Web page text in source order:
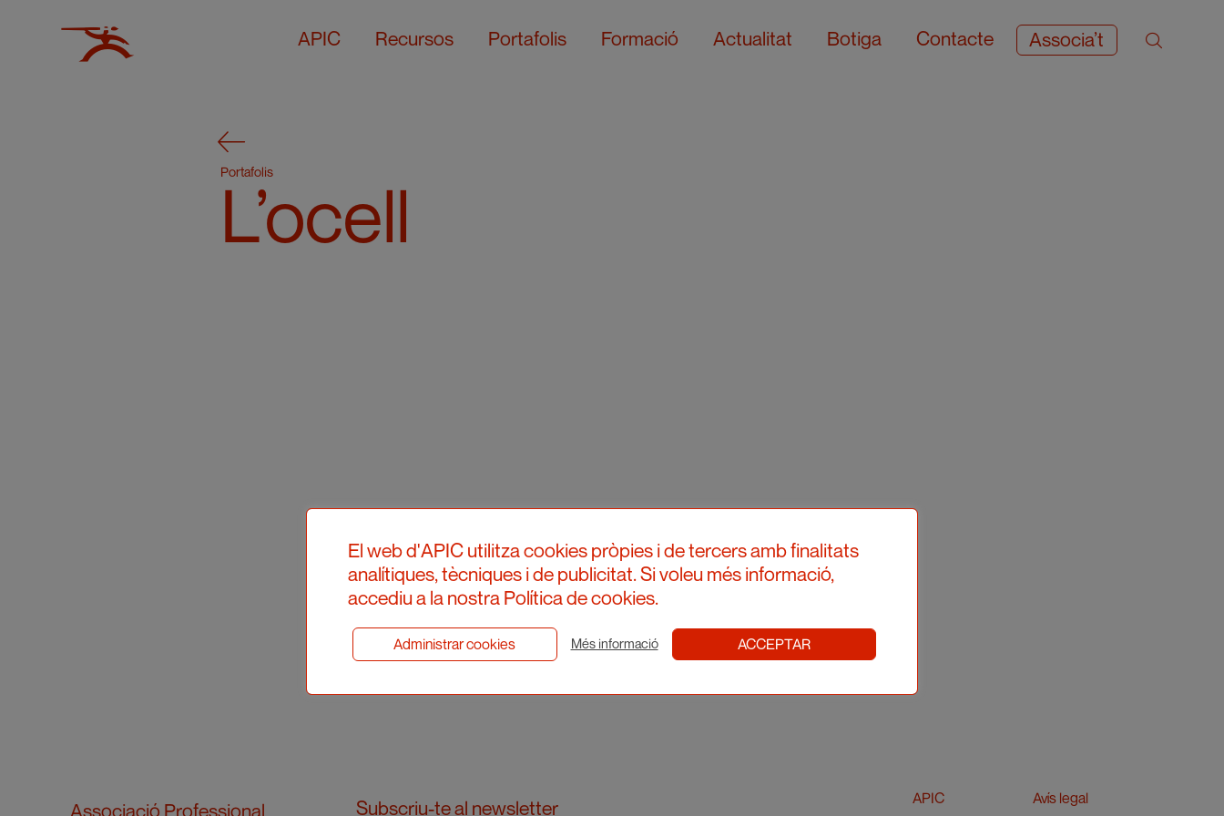
APIC Recursos Portafolis Formació Actualitat Botiga Contacte Associa’t
Portafolis
L’ocell
Associació Professional Subscriu-te al newsletter APIC Avís legal
El web d'APIC utilitza cookies pròpies i de tercers amb finalitats
analítiques, tècniques i de publicitat. Si voleu més informació,
accediu a la nostra Política de cookies.
Administrar cookies Més informació ACCEPTAR